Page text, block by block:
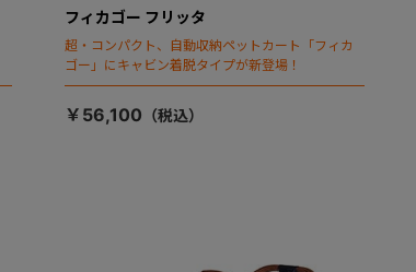
フィカゴー フリッタ
超・コンパクト、自動収納ペットカート「フィカ
ゴー」にキャビン着脱タイプが新登場！
￥56,100